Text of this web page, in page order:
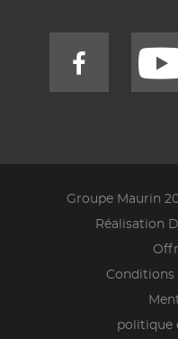
Groupe Maurin
Réalisation
Conditions
politique